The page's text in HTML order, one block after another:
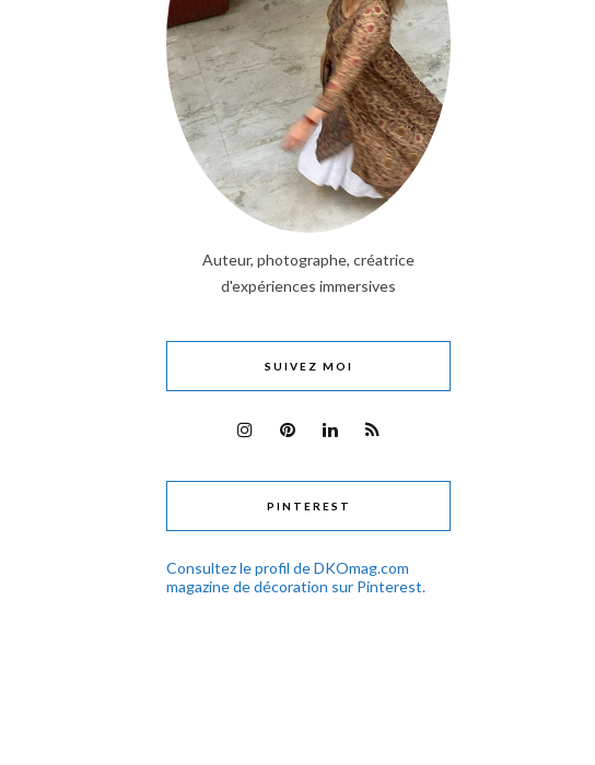
Auteur, photographe, créatrice
d'expériences immersives
SUIVEZ MOI
PINTEREST
Consultez le profil de DKOmag.com
magazine de décoration sur Pinterest.